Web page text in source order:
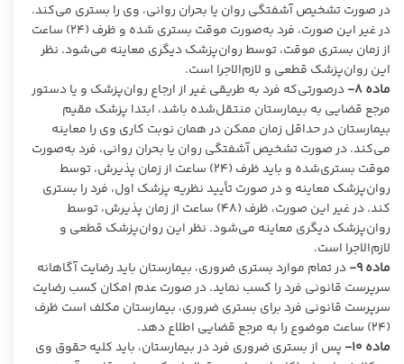
در صورت تشخیص آشفتگی روان یا بحران روانی، وی را بستری می‌کند.
در غیر این صورت، فرد به‌صورت موقت بستری شده و ظرف (۲۴) ساعت
از زمان بستری موقت، توسط روان‌پزشک دیگری معاینه می‌شود. نظر
این روان‌پزشک قطعی و لازم‌الاجرا است.
ماده۸- درصورتی‌که فرد به طریقی غیر از ارجاع روان‌پزشک و یا دستور
مرجع قضایی به بیمارستان منتقل‌شده باشد، ابتدا پزشک مقیم
بیمارستان در حداقل زمان ممکن در همان نوبت کاری وی را معاینه
می‌کند. در صورت تشخیص آشفتگی روان یا بحران روانی، فرد به‌صورت
موقت بستری‌شده و باید ظرف (۲۴) ساعت از زمان پذیرش، توسط
روان‌پزشک معاینه و در صورت تأیید نظریه پزشک اول، فرد را بستری
کند. در غیر این صورت، ظرف (۴۸) ساعت از زمان پذیرش، توسط
روان‌پزشک دیگری معاینه می‌شود. نظر این روان‌پزشک قطعی و
لازم‌الاجرا است.
ماده۹- در تمام موارد بستری ضروری، بیمارستان باید رضایت آگاهانه
سرپرست قانونی فرد را کسب نماید. در صورت عدم امکان کسب رضایت
سرپرست قانونی فرد برای بستری ضروری، بیمارستان مکلف است ظرف
(۲۴) ساعت موضوع را به مرجع قضایی اطلاع دهد.
ماده ۱۰- پس از بستری ضروری فرد در بیمارستان، باید کلیه حقوق وی